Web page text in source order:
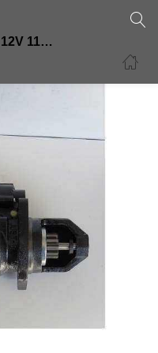
STR 4551 MARŞ MOTORU 12V 11 DİŞ VALTRACASE-MF TRAKTÖR IS0836 11130836 11131542 11131727 11131968 11132174 11132356 11132359 AZF419011130836 ıs 1303
girin.